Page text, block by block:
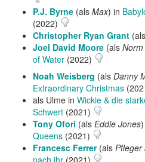
P.J. Byrne (als Max) in
(2022)
Christopher Ryan Grant (als
Joel David Moore (als
of Water (2022)
Noah Weisberg (als Danny
Extraordinary Christmas
als Ulme in Wickie & die
Schwert (2021)
Tony Ofori (als Eddie Jones
Queens (2021)
Francesc Ferrer(als Pfleger